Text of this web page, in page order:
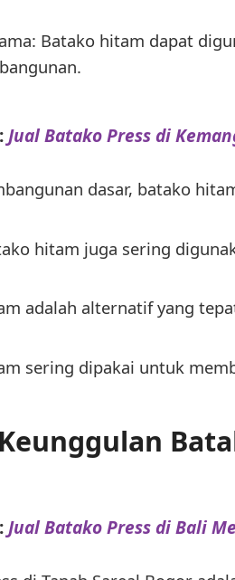
Batako hitam dapat
Jual Batako Press di
dasar, batako
hitam juga sering
adalah alternatif yang
sering dipakai untuk
Keunggulan
Jual Batako Press di Bali